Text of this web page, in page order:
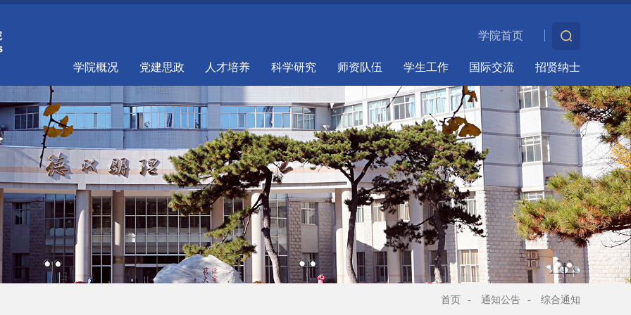
学院首页
学院概况 党建思政 人才培养 科学研究 师资队伍 学生工作 国际交流 招贤纳士
首页 - 通知公告 - 综合通知